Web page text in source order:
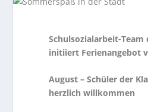
Schulsozialarbeit-Team
initiiert Ferienangebot
August – Schüler der
herzlich willkommen